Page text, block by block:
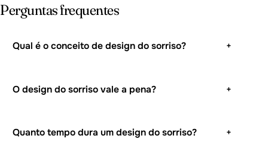
Perguntas frequentes
Qual é o conceito de design do sorriso? +
O design do sorriso vale a pena? +
Quanto tempo dura um design do sorriso? +